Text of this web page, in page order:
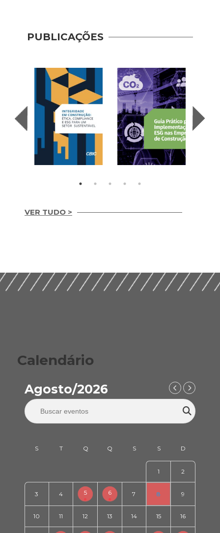
PUBLICAÇÕES
VER TUDO >
Calendário
Agosto/2026
1 2
3 4 5 6 7 8 9
10 11 12 13 14 15 16